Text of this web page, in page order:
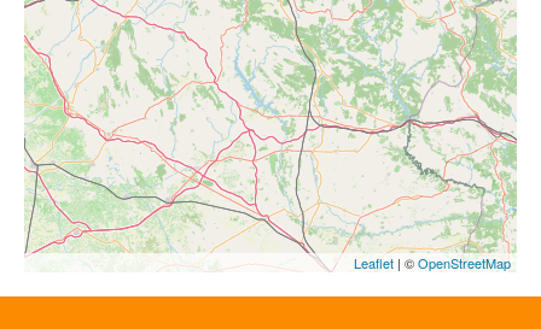
Leaflet | ©OpenStreetMap